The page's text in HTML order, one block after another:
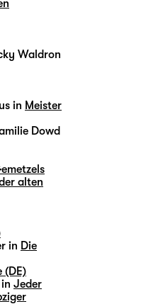
Waldron
in Meister
Dowd
alten
in Die
(DE)
Jeder